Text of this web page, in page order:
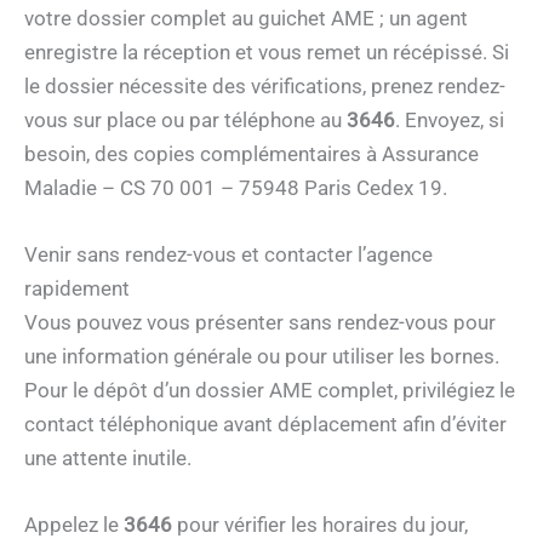
votre dossier complet au guichet AME ; un agent
enregistre la réception et vous remet un récépissé. Si
le dossier nécessite des vérifications, prenez rendez-
vous sur place ou par téléphone au 3646. Envoyez, si
besoin, des copies complémentaires à Assurance
Maladie – CS 70 001 – 75948 Paris Cedex 19.
Venir sans rendez-vous et contacter l’agence
rapidement
Vous pouvez vous présenter sans rendez-vous pour
une information générale ou pour utiliser les bornes.
Pour le dépôt d’un dossier AME complet, privilégiez le
contact téléphonique avant déplacement afin d’éviter
une attente inutile.
Appelez le 3646 pour vérifier les horaires du jour,